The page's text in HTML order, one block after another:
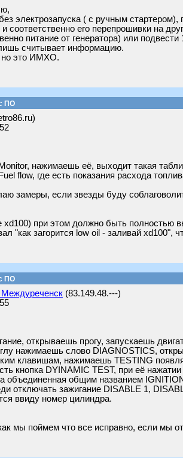
электрозапуска ( с ручным
соответственно его перепрошивки на
питание от генератора) или
считывает информацию.
но это ИМХО.
ПО
нажимаешь её, выходит такая
flow, где есть показания расхода
замеры, если звезды буду
xd100) при этом должно быть полностью
"как загорится low oil - заливай xd100",
ПО
Междуреченск (83.149.48.---)
открываешь прогу, запускаешь
нажимаешь слово DIAGNOSTICS,
клавишам, нажимаешь TESTING
кнопка DYINAMIC TEST, при её нажатии
объединенная общим названием
отключать зажигание DISABLE 1,
ввиду номер цилиндра.
мы поймем что все исправно, если мы